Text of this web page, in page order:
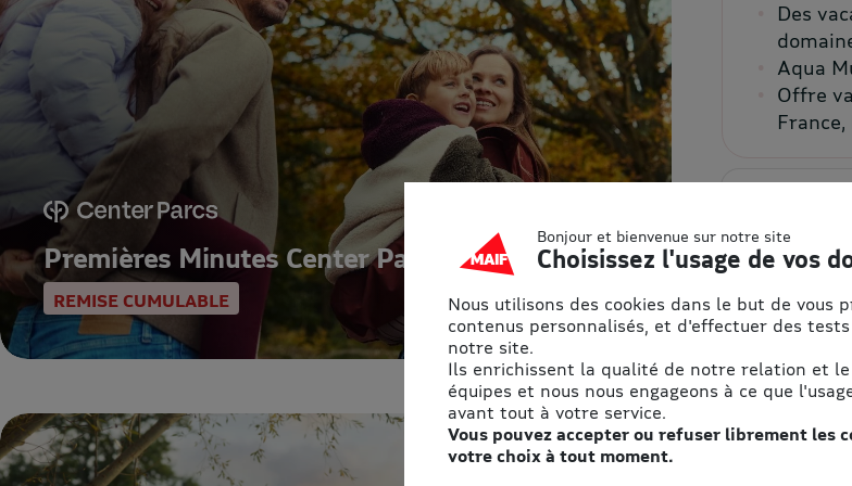
Premières Minutes Center Parcs
REMISE CUMULABLE
Des
Aqua
Offre
Bonjour et bienvenue sur notre site
Choisissez l'usage de vos
Nous utilisons des cookies dans le but de vous
contenus personnalisés, et d'effectuer des
notre site.
Ils enrichissent la qualité de notre relation et
équipes et nous nous engageons à ce que
avant tout à votre service.
Vous pouvez accepter ou refuser librement les
votre choix à tout moment.